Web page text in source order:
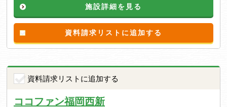
施設詳細を見る
資料請求リストに追加する
資料請求リストに追加する
ココファン福岡西新